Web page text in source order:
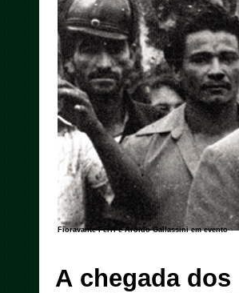
Fioravante Ferri e Aroldo Gallassini em evento
A chegada dos